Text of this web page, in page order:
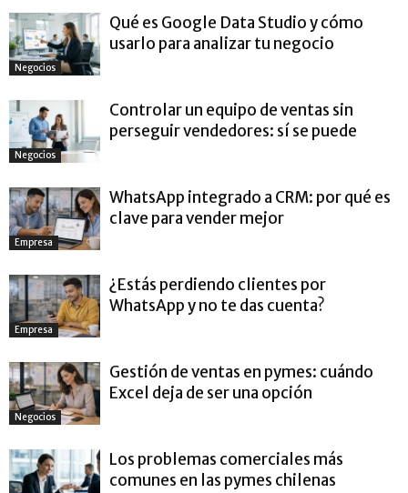
Negocios
Qué es Google Data Studio y cómo
usarlo para analizar tu negocio
Negocios
Controlar un equipo de ventas sin
perseguir vendedores: sí se puede
Empresa
WhatsApp integrado a CRM: por qué es
clave para vender mejor
Empresa
¿Estás perdiendo clientes por
WhatsApp y no te das cuenta?
Negocios
Gestión de ventas en pymes: cuándo
Excel deja de ser una opción
Los problemas comerciales más
comunes en las pymes chilenas